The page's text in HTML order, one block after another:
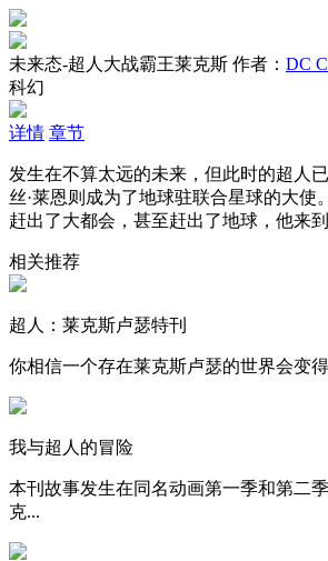
未来态-超人大战霸王莱克斯 作者： DC
科幻
详情 章节
发生在不算太远的未来，但此时的超人
丝·莱恩则成为了地球驻联合星球的大使
赶出了大都会，甚至赶出了地球，他来
相关推荐
超人：莱克斯卢瑟特刊
你相信一个存在莱克斯卢瑟的世界会变
我与超人的冒险
本刊故事发生在同名动画第一季和第二
克...